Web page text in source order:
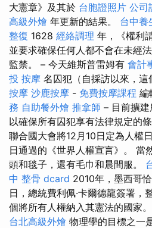
大憲章》及其於 台胞證照片 公司
高級外燴 年更新的結果。 台中養
整復 1628 經絡調理 年，《權利
並要求確保任何人都不會在未經
監禁。 – 今天維斯普雷姆有 會計
投 按摩 名囚犯（自採訪以來，
按摩 沙鹿按摩 - 免費按摩課程 編
務 自助餐外燴 推拿師 – 目前擴
以確保所有囚犯享有法律規定的
聯合國大會將12月10日定為人權
日通過的《世界人權宣言》。 當
頭和毯子，還有毛巾和晨間服。
中 整骨 dcard 2010年，墨西哥
日，總統費利佩·卡爾德龍簽署，
個將所有人權納入其憲法的國家。
台北高級外燴 物理學的目標之一